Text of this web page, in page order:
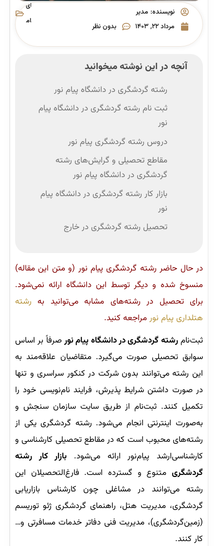
نویسنده: مدیر
مرداد ۲۲, ۱۴۰۳
بدون نظر
های
پیام
آنچه در این نوشته میخوانید
رشته گردشگری در دانشگاه پیام نور
ثبت نام رشته گردشگری در دانشگاه پیام
نور
دروس رشته گردشگری پیام نور
مقاطع تحصیلی و گرایش‌های رشته
گردشگری در دانشگاه پیام نور
بازار کار رشته گردشگری در دانشگاه پیام
نور
تحصیل رشته گردشگری در خارج
در حال حاضر رشته گردشگری پیام نور (و متن این مقاله)
منسوخ شده و دیگر توسط این دانشگاه ارائه نمی‌شود.
برای تحصیل در رشته‌های مشابه می‌توانید به رشته
هتلداری پیام نورمراجعه کنید.
ثبت‌نامرشته گردشگری در دانشگاه پیام ‌نورصرفاً بر اساس
سوابق تحصیلی صورت می‌گیرد. متقاضیان علاقه‌مند به
این رشته می‌توانند بدون شرکت در کنکور سراسری و تنها
در صورت داشتن شرایط پذیرش، فرایند نام‌نویسی خود را
تکمیل کنند. ثبت‌نام از طریق سایت سازمان سنجش و
به‌صورت اینترنتی انجام می‌شود. رشته گردشگری یکی از
رشته‌های محبوب است که در مقاطع تحصیلی کارشناسی و
کارشناسی‌ارشد پیام‌نور ارائه می‌شود. بازار کار رشته
گردشگری متنوع و گسترده است. فارغ‌التحصیلان این
رشته می‌توانند در مشاغلی چون کارشناس بازاریابی
گردشگری، مدیریت هتل، راهنمای گردشگری ژئو توریسم
(زمین‌گردشگری)، مدیریت فنی دفاتر خدمات مسافرتی و…
کار کنند.